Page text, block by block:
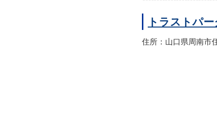
トラストパ
住所：山口県周南市